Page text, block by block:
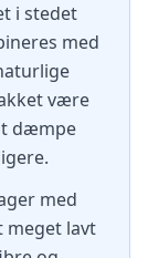
i stedet
med
være
dæmpe
med
meget lavt